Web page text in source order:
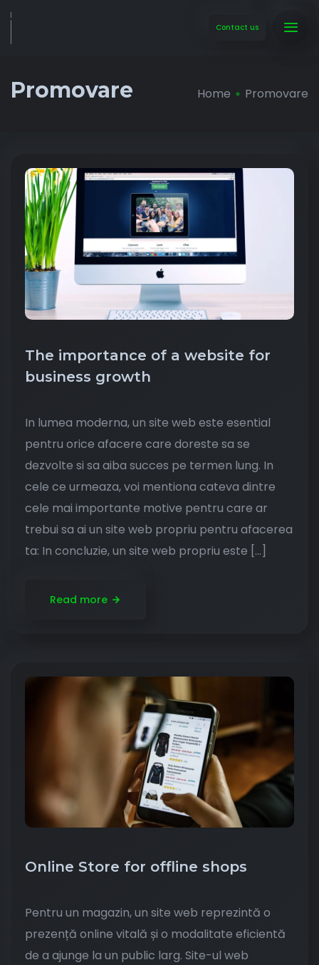
Contact us
Promovare Home Promovare
The importance of a website for
business growth
In lumea moderna, un site web este esential
pentru orice afacere care doreste sa se
dezvolte si sa aiba succes pe termen lung. In
cele ce urmeaza, voi mentiona cateva dintre
cele mai importante motive pentru care ar
trebui sa ai un site web propriu pentru afacerea
ta: In concluzie, un site web propriu este […]
Read more
Online Store for offline shops
Pentru un magazin, un site web reprezintă o
prezență online vitală și o modalitate eficientă
de a ajunge la un public larg. Site-ul web